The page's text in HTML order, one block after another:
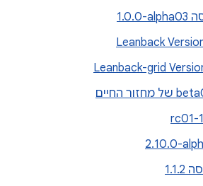
Leanback
Leanback-grid